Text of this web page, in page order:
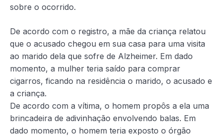
sobre o ocorrido.
De acordo com o registro, a mãe da criança relatou
que o acusado chegou em sua casa para uma visita
ao marido dela que sofre de Alzheimer. Em dado
momento, a mulher teria saído para comprar
cigarros, ficando na residência o marido, o acusado e
a criança.
De acordo com a vítima, o homem propôs a ela uma
brincadeira de adivinhação envolvendo balas. Em
dado momento, o homem teria exposto o órgão